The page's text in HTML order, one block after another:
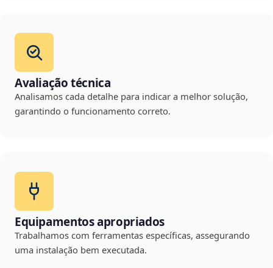
Avaliação técnica
Analisamos cada detalhe para indicar a melhor solução,
garantindo o funcionamento correto.
Equipamentos apropriados
Trabalhamos com ferramentas específicas, assegurando
uma instalação bem executada.